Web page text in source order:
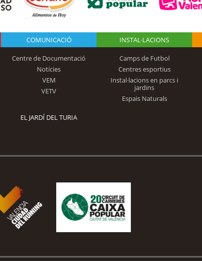
COMUNICACIÓ
Centre de Documentació
Notícies
VEM
VETV
INSTAL·LACIONS
Camps de Futbol
Centres esportius
Instal·lacions en parcs i
jardins
Espais Naturals
EL JARDÍ DEL TURIA